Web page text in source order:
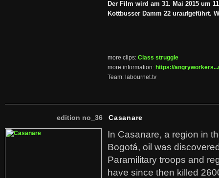
Der Film wird am 31. Mai 2015 um
Kottbusser Damm 22 uraufgeführt.
more clips: Class struggle
more information: https://
Team: labournet.tv
edition no_36 Casanare
In Casanare, a region in
Bogotá, oil was
Paramilitary troops and
have since then killed